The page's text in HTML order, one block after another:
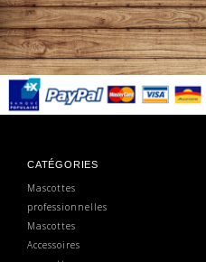
CATÉGORIES
Mascottes
professionnelles
Mascottes
Accessoires